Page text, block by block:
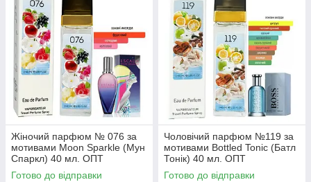
Жіночий парфюм № 076 за
мотивами Moon Sparkle (Мун
Спаркл) 40 мл. ОПТ
Готово до відправки
Чоловічий парфюм №119 за
мотивами Bottled Tonic (Батл
Тонік) 40 мл. ОПТ
Готово до відправки